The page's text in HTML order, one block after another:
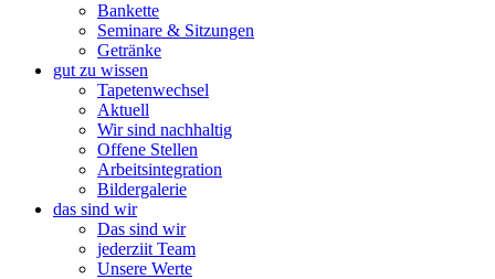
Bankette
Seminare & Sitzungen
Getränke
gut zu wissen
Tapetenwechsel
Aktuell
Wir sind nachhaltig
Offene Stellen
Arbeitsintegration
Bildergalerie
das sind wir
Das sind wir
jederziit Team
Unsere Werte